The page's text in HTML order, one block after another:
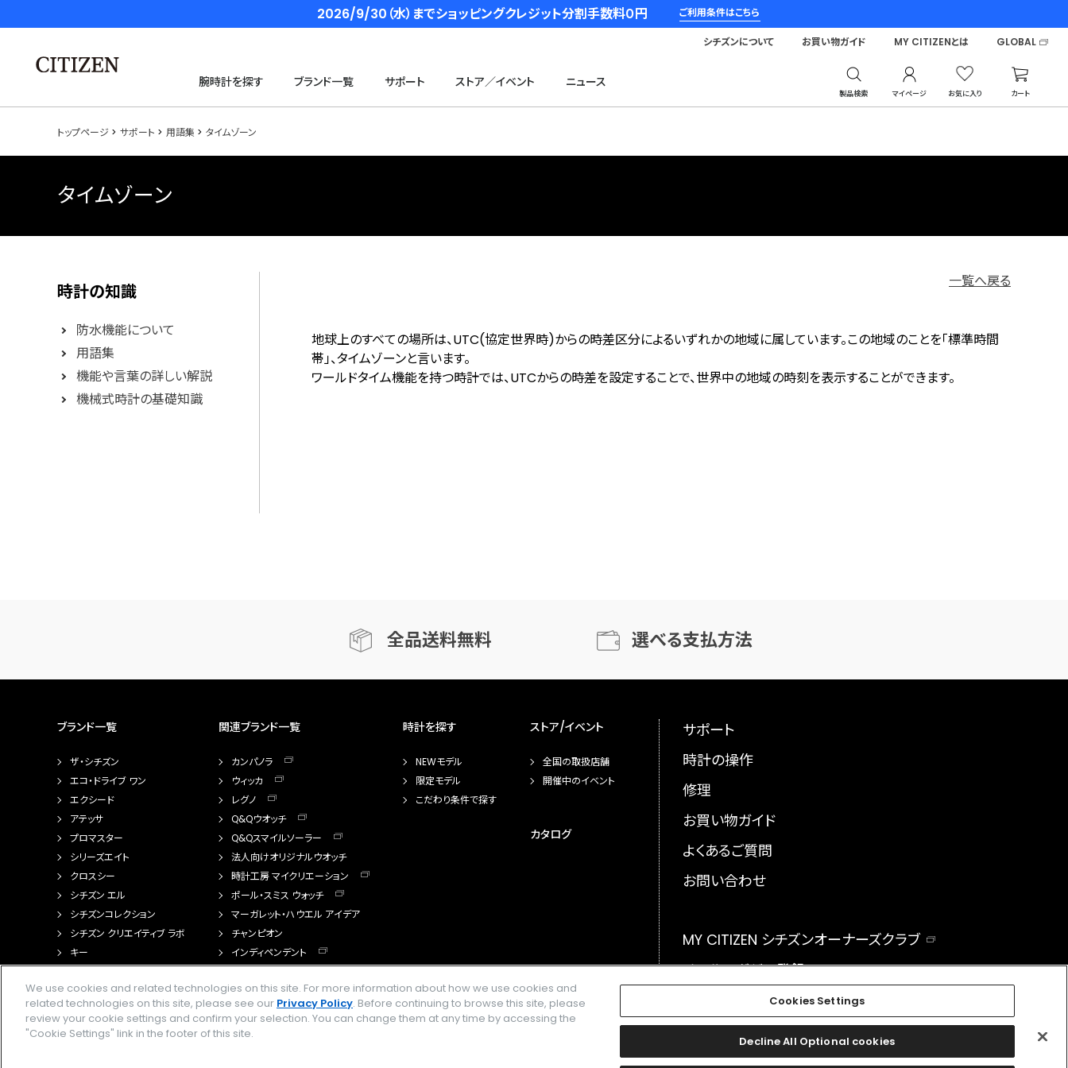
2026/9/30（水）までショッピングクレジット分割手数料０円 ご利用条件はこちら
腕時計を探す ブランド一覧 サポート ストア／イベント ニュース
製品検索 マイページ お気に入り カート
シチズンについて お買い物ガイド MY CITIZENとは GLOBAL
トップページ サポート 用語集 タイムゾーン
タイムゾーン
時計の知識
防水機能について
用語集
機能や言葉の詳しい解説
機械式時計の基礎知識
一覧へ戻る
地球上のすべての場所は、UTC(協定世界時)からの時差区分によるいずれかの地域に属しています。この地域のことを「標準時間
帯」、タイムゾーンと言います。
ワールドタイム機能を持つ時計では、UTCからの時差を設定することで、世界中の地域の時刻を表示することができます。
全品送料無料 選べる支払方法
ブランド一覧
ザ・シチズン
エコ・ドライブ ワン
エクシード
アテッサ
プロマスター
シリーズエイト
クロスシー
シチズン エル
シチズンコレクション
シチズン クリエイティブ ラボ
キー
関連ブランド一覧
カンパノラ
ウィッカ
レグノ
Q&Qウオッチ
Q&Qスマイルソーラー
法人向けオリジナルウオッチ
時計工房 マイクリエーション
ポール・スミス ウォッチ
マーガレット・ハウエル アイデア
チャンピオン
インディペンデント
時計を探す
NEWモデル
限定モデル
こだわり条件で探す
ストア/イベント
全国の取扱店舗
開催中のイベント
カタログ
サポート
時計の操作
修理
お買い物ガイド
よくあるご質問
お問い合わせ
MY CITIZEN シチズンオーナーズクラブ
メールマガジン登録
facebookinstagramtwitter
We use cookies and related technologies on this site. For more information about how we use cookies and
related technologies on this site, please see our Privacy Policy. Before continuing to browse this site, please
review your cookie settings and confirm your selection. You can change them at any time by accessing the
"Cookie Settings" link in the footer of this site.
Cookies Settings
Decline All Optional cookies